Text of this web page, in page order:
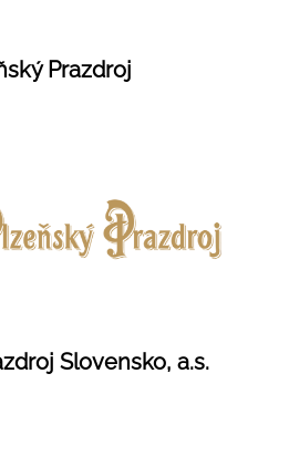
Prazdroj
Slovensko, a.s.